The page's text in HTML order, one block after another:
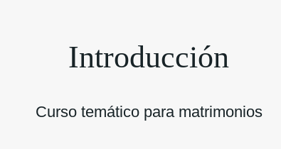
Introducción
Curso temático para matrimonios